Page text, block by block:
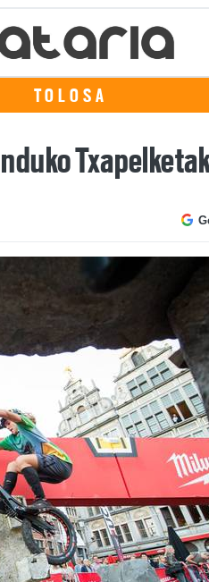
TOLOSA